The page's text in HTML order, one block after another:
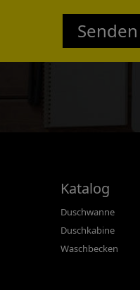
Confirmed
Senden
Katalog
Duschwanne
Duschkabine
Waschbecken